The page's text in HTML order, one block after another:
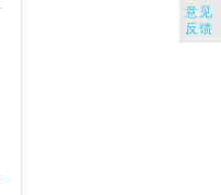
意见
反馈